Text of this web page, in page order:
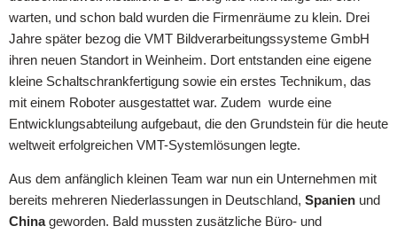
warten, und schon bald wurden die Firmenräume zu klein. Drei
Jahre später bezog die VMT Bildverarbeitungssysteme GmbH
ihren neuen Standort in Weinheim. Dort entstanden eine eigene
kleine Schaltschrankfertigung sowie ein erstes Technikum, das
mit einem Roboter ausgestattet war. Zudem wurde eine
Entwicklungsabteilung aufgebaut, die den Grundstein für die heute
weltweit erfolgreichen VMT-Systemlösungen legte.
Aus dem anfänglich kleinen Team war nun ein Unternehmen mit
bereits mehreren Niederlassungen in Deutschland, Spanien und
Chinageworden. Bald mussten zusätzliche Büro- und